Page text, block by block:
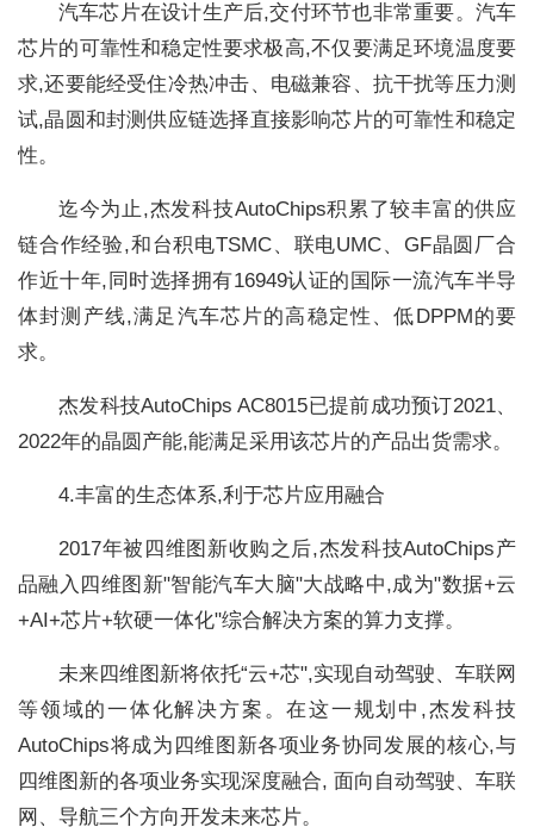
汽车芯片在设计生产后,交付环节也非常重要。汽车
芯片的可靠性和稳定性要求极高,不仅要满足环境温度要
求,还要能经受住冷热冲击、电磁兼容、抗干扰等压力测
试,晶圆和封测供应链选择直接影响芯片的可靠性和稳定
性。
迄今为止,杰发科技AutoChips积累了较丰富的供应
链合作经验,和台积电TSMC、联电UMC、GF晶圆厂合
作近十年,同时选择拥有16949认证的国际一流汽车半导
体封测产线,满足汽车芯片的高稳定性、低DPPM的要
求。
杰发科技AutoChips AC8015已提前成功预订2021、
2022年的晶圆产能,能满足采用该芯片的产品出货需求。
4.丰富的生态体系,利于芯片应用融合
2017年被四维图新收购之后,杰发科技AutoChips产
品融入四维图新"智能汽车大脑"大战略中,成为"数据+云
+AI+芯片+软硬一体化"综合解决方案的算力支撑。
未来四维图新将依托“云+芯",实现自动驾驶、车联网
等领域的一体化解决方案。在这一规划中,杰发科技
AutoChips将成为四维图新各项业务协同发展的核心,与
四维图新的各项业务实现深度融合, 面向自动驾驶、车联
网、导航三个方向开发未来芯片。